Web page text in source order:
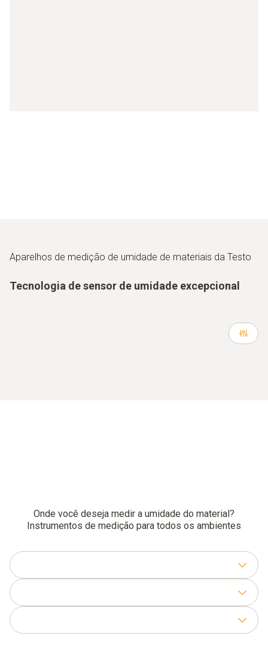
Aparelhos de medição de umidade de materiais da Testo
Tecnologia de sensor de umidade excepcional
Onde você deseja medir a umidade do material?
Instrumentos de medição para todos os ambientes